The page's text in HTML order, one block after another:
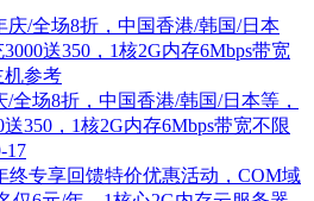
全场8折，中国香港/韩国/日本等，
送350，1核2G内存6Mbps带宽不限
17